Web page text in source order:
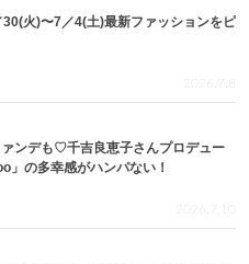
30(火)〜7／4(土)最新ファッションをピ
2026.7.8
ンデも♡千吉良恵子さんプロデュー
」の多幸感がハンパない！
2026.7.10